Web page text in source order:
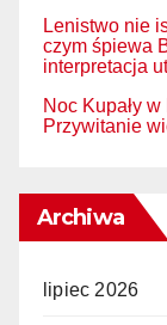
Lenistwo nie
czym śpiewa
interpretacja
Noc Kupały
Przywitanie
Archiwa
lipiec 2026